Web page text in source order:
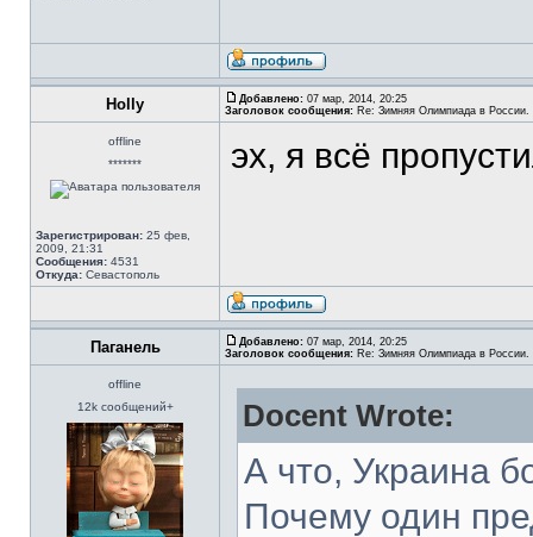
Holly Добавлено: 07 мар, 2014, 20:25
Заголовок сообщения: Re: Зимняя Олимпиада в России.
offline
*******
Зарегистрирован: 25 фев,
2009, 21:31
Сообщения: 4531
Откуда: Севастополь
эх, я всё
Паганель Добавлено: 07 мар, 2014, 20:25
Заголовок сообщения: Re: Зимняя Олимпиада в России.
offline
12k сообщений+
Docent Wrote:
А что, Украина
Почему один